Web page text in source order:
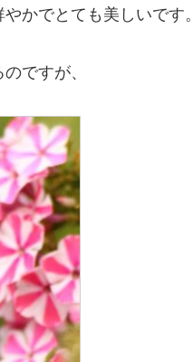
かでとても美しいです。
ですが、